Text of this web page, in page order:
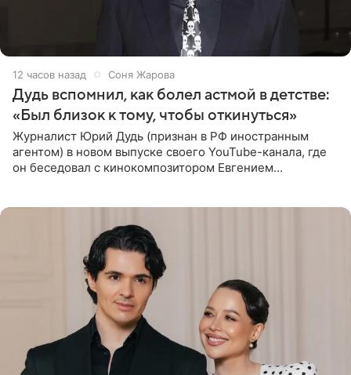
12 часов назад Соня Жарова
Дудь вспомнил, как болел астмой в детстве:
«Был близок к тому, чтобы откинуться»
Журналист Юрий Дудь (признан в РФ иностранным
агентом) в новом выпуске своего YouTube-канала, где
он беседовал с кинокомпозитором Евгением